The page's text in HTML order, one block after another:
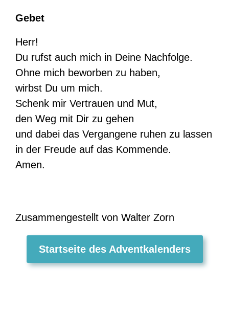
Gebet
Herr!
Du rufst auch mich in Deine Nachfolge.
Ohne mich beworben zu haben,
wirbst Du um mich.
Schenk mir Vertrauen und Mut,
den Weg mit Dir zu gehen
und dabei das Vergangene ruhen zu lassen
in der Freude auf das Kommende.
Amen.
Zusammengestellt von Walter Zorn
Startseite des Adventkalenders